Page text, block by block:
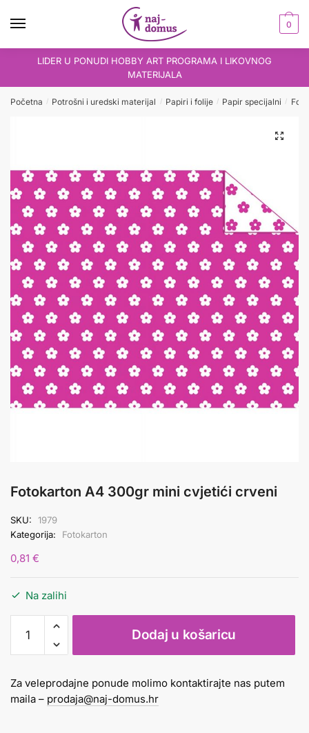
0
LIDER U PONUDI HOBBY ART PROGRAMA I LIKOVNOG
MATERIJALA
Početna / Potrošni i uredski materijal / Papiri i folije / Papir specijalni /
Fotokarton A4 300gr mini cvjetići crveni
SKU:
1979
Kategorija:
Fotokarton
0,81 €
Na zalihi
Fotokarton
300gr
cvjetići
crveni
Dodaj u košaricu
Za veleprodajne ponude molimo kontaktirajte nas putem
maila – prodaja@naj-domus.hr